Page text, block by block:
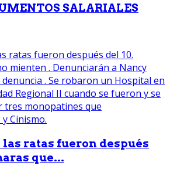
SALARIALES
las ratas fueron después
que...